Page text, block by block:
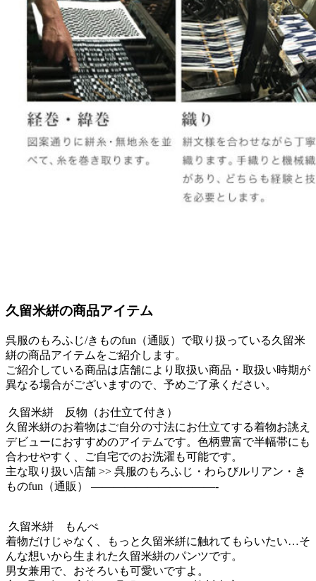
久留米絣の商品アイテム
呉服のもろふじ/きものfun（通販）で取り扱っている久留米
絣の商品アイテムをご紹介します。
ご紹介している商品は店舗により取扱い商品・取扱い時期が
異なる場合がございますので、予めご了承ください。
久留米絣 反物（お仕立て付き）
久留米絣のお着物はご自分の寸法にお仕立てする着物お誂え
デビューにおすすめのアイテムです。色柄豊富で半幅帯にも
合わせやすく、ご自宅でのお洗濯も可能です。
主な取り扱い店舗 >> 呉服のもろふじ・わらびルリアン・き
ものfun（通販） ———————————-
久留米絣 もんぺ
着物だけじゃなく、もっと久留米絣に触れてもらいたい…そ
んな想いから生まれた久留米絣のパンツです。
男女兼用で、おそろいも可愛いですよ。